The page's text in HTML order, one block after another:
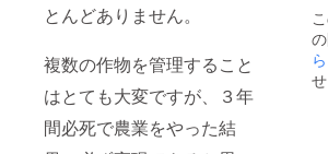
とんどありません。
複数の作物を管理すること
はとても大変ですが、３年
間必死で農業をやった結
ら